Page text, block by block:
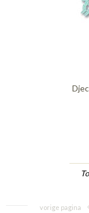
vorige pagina